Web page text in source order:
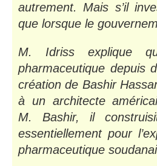
autrement. Mais s’il
que lorsque le
M. Idriss explique
pharmaceutique depuis
création de Bashir
à un architecte
M. Bashir, il
essentiellement pour
pharmaceutique